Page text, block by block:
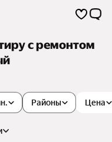
с ремонтом
Цена
Районы